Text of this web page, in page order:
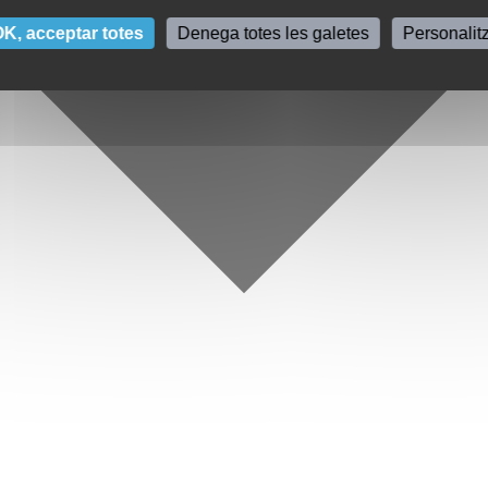
acceptar totes Denega totes les galetes